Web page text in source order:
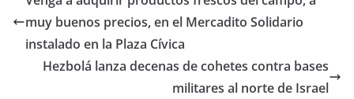
muy buenos precios, en el Mercadito Solidario
instalado en la Plaza Cívica
Hezbolá lanza decenas de cohetes contra bases
militares al norte de Israel